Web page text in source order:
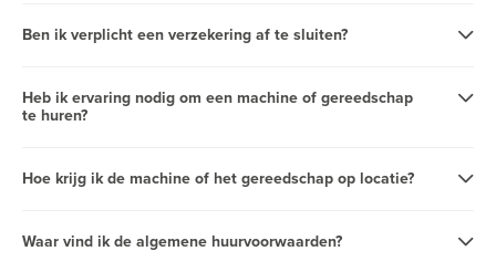
Ben ik verplicht een verzekering af te sluiten?
Heb ik ervaring nodig om een machine of gereedschap
te huren?
Hoe krijg ik de machine of het gereedschap op locatie?
Waar vind ik de algemene huurvoorwaarden?